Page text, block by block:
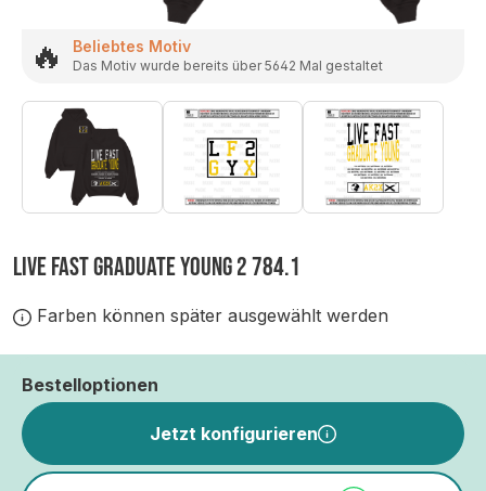
🔥 Beliebtes Motiv
Das Motiv wurde bereits über 5642 Mal gestaltet
LIVE FAST GRADUATE YOUNG 2 784.1
Farben können später ausgewählt werden
Bestelloptionen
Jetzt konfigurieren